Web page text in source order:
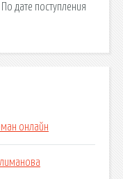
дате поступления
онлайн